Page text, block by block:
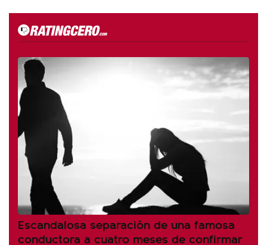
Escandalosa separación de una famosa
conductora a cuatro meses de confirmar